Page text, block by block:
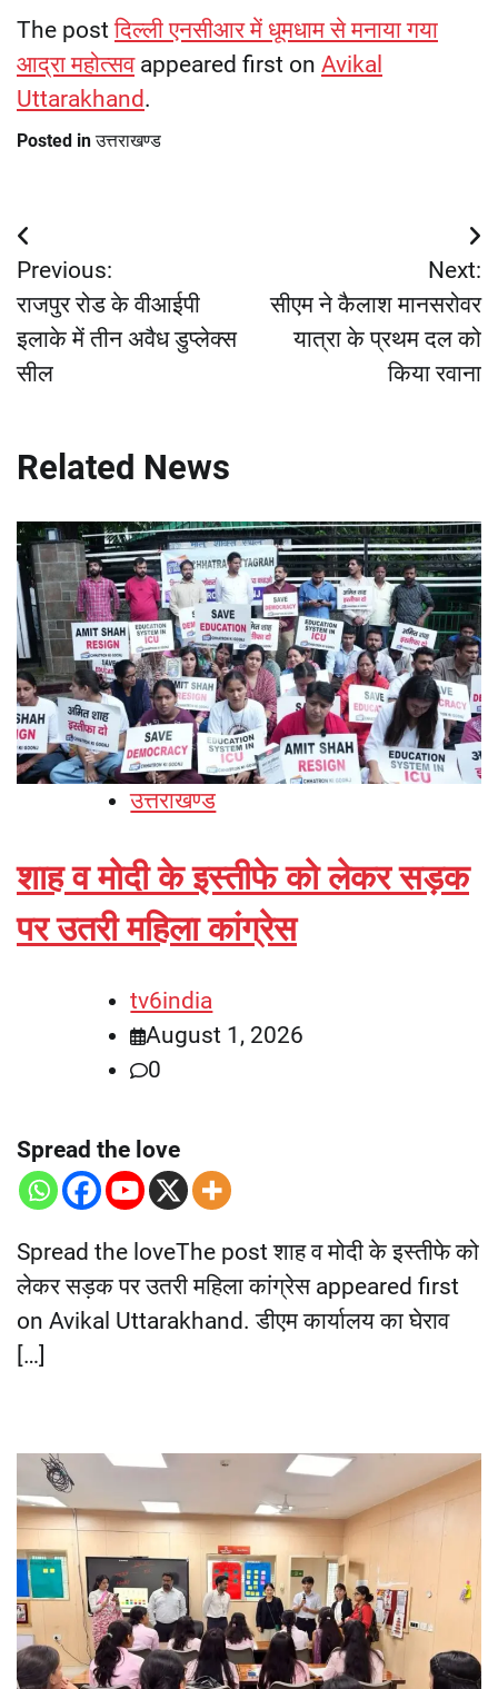
The postदिल्ली एनसीआर में धूमधाम से मनाया गया
आद्रा महोत्सवappeared first on Avikal
Uttarakhand.
Posted inउत्तराखण्ड
Post
navigation
Previous:
राजपुर रोड के वीआईपी
इलाके में तीन अवैध डुप्लेक्स
सील
Next:
सीएम ने कैलाश मानसरोवर
यात्रा के प्रथम दल को
किया रवाना
Related News
उत्तराखण्ड
शाह व मोदी के इस्तीफे को लेकर सड़क
पर उतरी महिला कांग्रेस
tv6india
August 1, 2026
0
Spread the love
Spread the loveThe post शाह व मोदी के इस्तीफे को
लेकर सड़क पर उतरी महिला कांग्रेस appeared first
on Avikal Uttarakhand. डीएम कार्यालय का घेराव
[…]